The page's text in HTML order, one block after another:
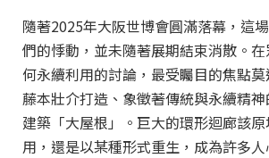
隨著2025年大阪世博會圓滿落幕，這
們的悸動，並未隨著展期結束消散。
何永續利用的討論，最受矚目的焦點
藤本壯介打造、象徵著傳統與永續精
建築「大屋根」。巨大的環形迴廊該
用，還是以某種形式重生，成為許多